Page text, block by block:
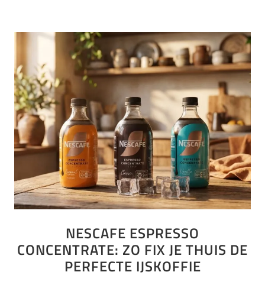
NESCAFE ESPRESSO
CONCENTRATE: ZO FIX JE THUIS DE
PERFECTE IJSKOFFIE